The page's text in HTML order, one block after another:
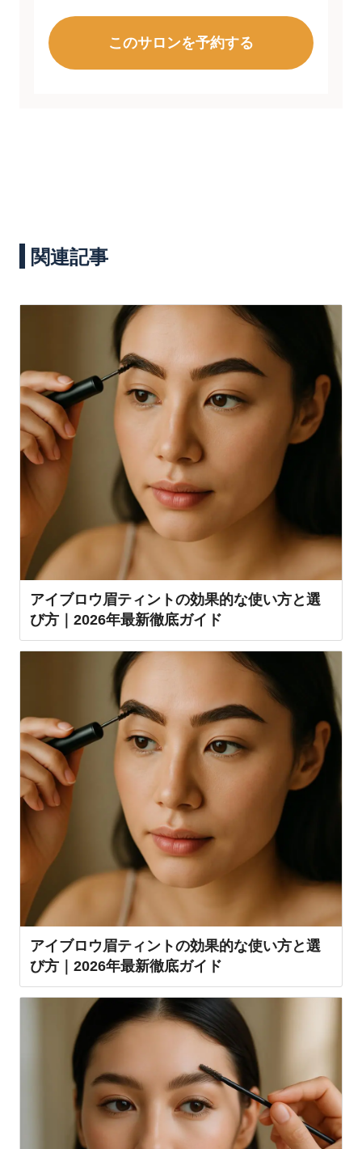
このサロンを予約する
関連記事
アイブロウ眉ティントの効果的な使い方と選
び方｜2026年最新徹底ガイド
アイブロウ眉ティントの効果的な使い方と選
び方｜2026年最新徹底ガイド